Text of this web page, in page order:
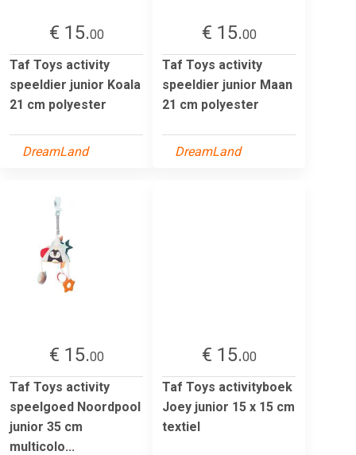
€ 15.00
Taf Toys activity
speeldier junior Koala
21 cm polyester
DreamLand
€ 15.00
Taf Toys activity
speeldier junior Maan
21 cm polyester
DreamLand
€ 15.00
Taf Toys activity
speelgoed Noordpool
junior 35 cm
multicolo...
€ 15.00
Taf Toys activityboek
Joey junior 15 x 15 cm
textiel